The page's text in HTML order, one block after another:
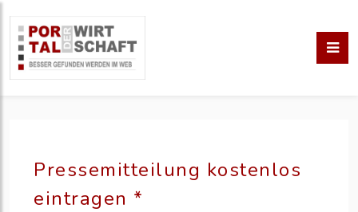
Pressemitteilung kostenlos
eintragen *